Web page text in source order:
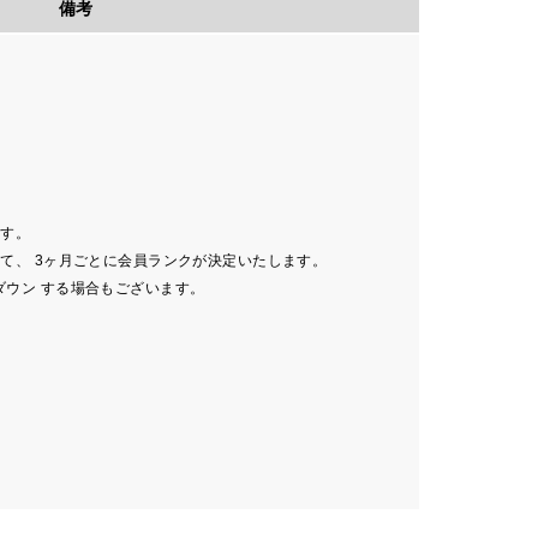
備考
。
、
3ヶ月ごとに会員ランクが決定いたします。
ウン する場合もございます。